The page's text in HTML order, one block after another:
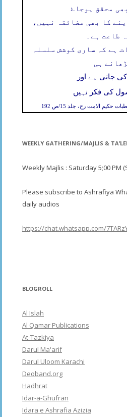
محقق ہوجاۓ
کا بھی مضائقہ نہیں،
طاعت ہے۔
ہے کہ ساری کوشش سلسلہ
ہی
جاتی ہے اور
کی فکر نہیں
الامت رح، جلد 15/ص 192
WEEKLY GATHERING/MAJLIS &
Weekly Majlis : Saturday 5;00 PM
Please subscribe to Ashrafiya
daily audios
https://chat.whatsapp.com/
BLOGROLL
Al Islah
Al Qamar Publications
At-Tazkiya
Darul Ma'arif
Darul Uloom Karachi
Deoband.org
Hadhrat
Idar-a-Ghufran
Idara e Ashrafia Azizia